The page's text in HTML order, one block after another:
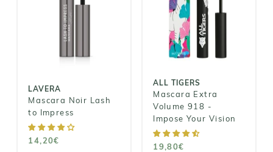
LAVERA
Mascara Noir Lash
to Impress
14,20€
Mascara Noir
Lash to
Impress
14,20€
ALL TIGERS
Mascara Extra
Volume 918 -
Impose Your Vision
19,80€
Mascara Extra
Volume 918 -
Impose Your
Vision